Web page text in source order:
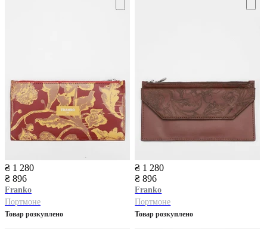
₴ 1 280
₴ 896
Franko
Портмоне
Товар розкуплено
₴ 1 280
₴ 896
Franko
Портмоне
Товар розкуплено